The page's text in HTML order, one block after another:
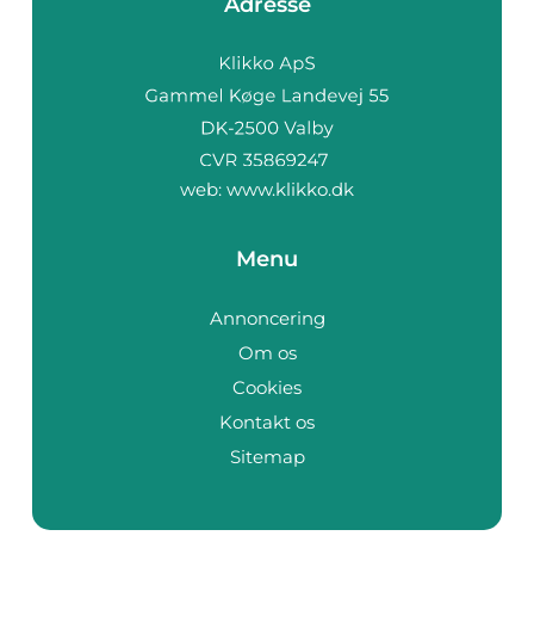
web: www.klikko.dk
Menu
Annoncering
Om os
Cookies
Kontakt os
Sitemap